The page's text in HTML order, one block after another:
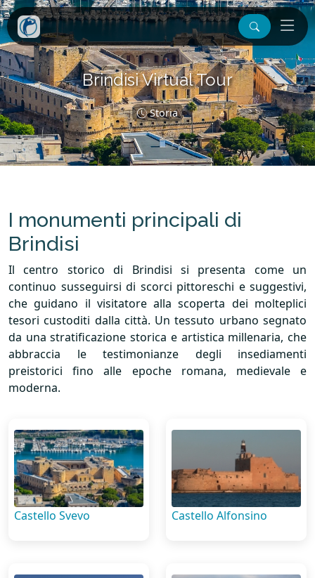
Brindisi Virtual Tour
Storia
I monumenti principali di
Brindisi
Il centro storico di Brindisi si presenta come un
continuo susseguirsi di scorci pittoreschi e suggestivi,
che guidano il visitatore alla scoperta dei molteplici
tesori custoditi dalla città. Un tessuto urbano segnato
da una stratificazione storica e artistica millenaria, che
abbraccia le testimonianze degli insediamenti
preistorici fino alle epoche romana, medievale e
moderna.
Castello Svevo Castello Alfonsino